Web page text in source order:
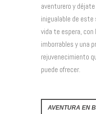
aventurero y
inigualable de este
vida te espera, con
imborrables y una
rejuvenecimiento
puede ofrecer.
AVENTURA EN